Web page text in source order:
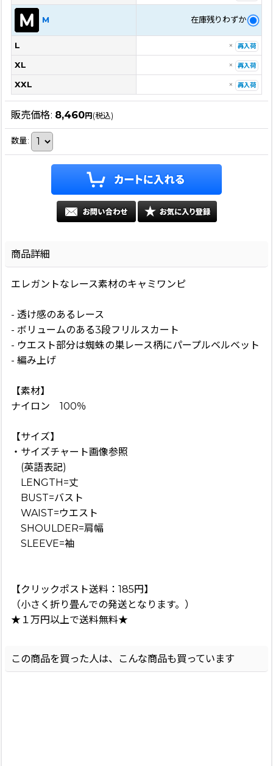
M 在庫残りわずか
L × 再入荷
XL × 再入荷
XXL × 再入荷
販売価格: 8,460円(税込)
数量:
商品詳細
エレガントなレース素材のキャミワンピ
- 透け感のあるレース
- ボリュームのある3段フリルスカート
- ウエスト部分は蜘蛛の巣レース柄にパープルベルベット
- 編み上げ
【素材】
ナイロン 100％
【サイズ】
・サイズチャート画像参照
(英語表記)
LENGTH=丈
BUST=バスト
WAIST=ウエスト
SHOULDER=肩幅
SLEEVE=袖
【クリックポスト送料：185円】
（小さく折り畳んでの発送となります。）
★１万円以上で送料無料★
この商品を買った人は、こんな商品も買っています